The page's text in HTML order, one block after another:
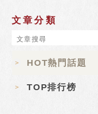
文章分類
HOT熱門話題
TOP排行榜